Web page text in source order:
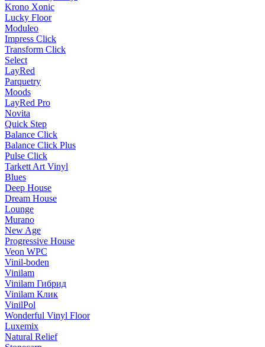
Krono Xonic
Lucky Floor
Moduleo
Impress Click
Transform Click
Select
LayRed
Parquetry
Moods
LayRed Pro
Novita
Quick Step
Balance Click
Balance Click Plus
Pulse Click
Tarkett Art Vinyl
Blues
Deep House
Dream House
Lounge
Murano
New Age
Progressive House
Veon WPC
Vinil-boden
Vinilam
Vinilam Гибрид
Vinilam Клик
VinilPol
Wonderful Vinyl Floor
Luxemix
Natural Relief